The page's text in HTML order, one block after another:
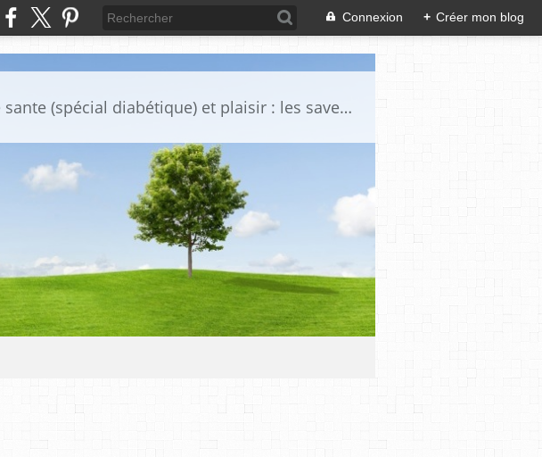
Connexion + Créer mon blog
Voici une sélection de certaines de mes recettes "gourmandise sante (spécial diabétique) et plaisir : les saveurs simples retrouvées, plaisir des yeux.